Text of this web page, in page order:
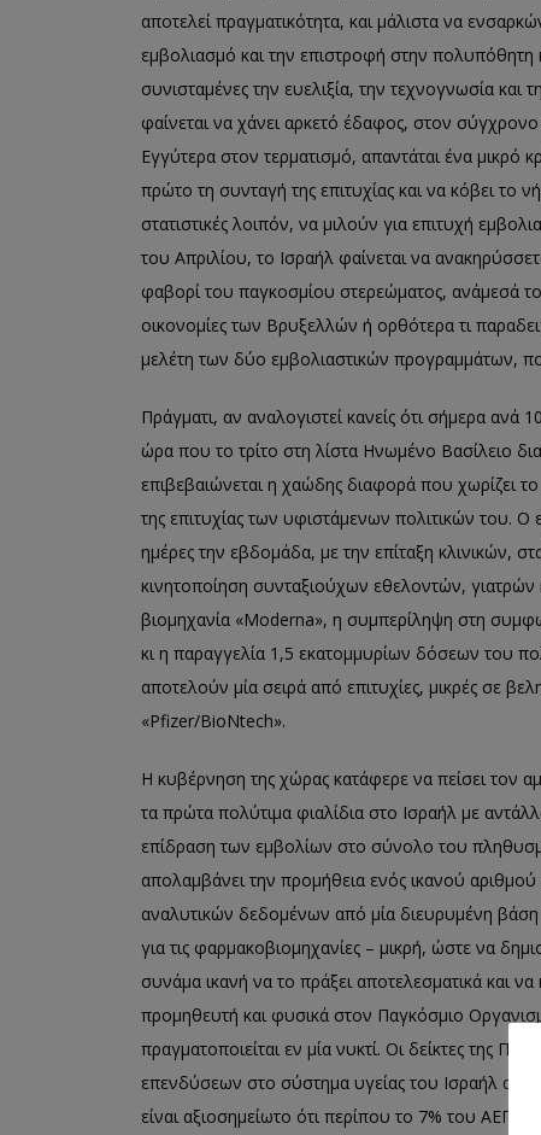
αποτελεί πραγματικότητα, και μάλιστα να
εμβολιασμό και την επιστροφή στην πολυπόθητη
συνισταμένες την ευελιξία, την τεχνογνωσία
φαίνεται να χάνει αρκετό έδαφος, στον
Εγγύτερα στον τερματισμό, απαντάται ένα μικρό
πρώτο τη συνταγή της επιτυχίας και να κόβει το
στατιστικές λοιπόν, να μιλούν για επιτυχή
του Απριλίου, το Ισραήλ φαίνεται να
φαβορί του παγκοσμίου στερεώματος, ανάμεσά
οικονομίες των Βρυξελλών ή ορθότερα τι
μελέτη των δύο εμβολιαστικών προγραμμάτων,
Πράγματι, αν αναλογιστεί κανείς ότι σήμερα ανά
ώρα που το τρίτο στη λίστα Ηνωμένο Βασίλειο
επιβεβαιώνεται η χαώδης διαφορά που χωρίζει
της επιτυχίας των υφιστάμενων πολιτικών του.
ημέρες την εβδομάδα, με την επίταξη κλινικών,
κινητοποίηση συνταξιούχων εθελοντών,
βιομηχανία «Μoderna», η συμπερίληψη στη
κι η παραγγελία 1,5 εκατομμυρίων δόσεων του
αποτελούν μία σειρά από επιτυχίες, μικρές σε
«Pfizer/BioNtech».
Η κυβέρνηση της χώρας κατάφερε να πείσει τον
τα πρώτα πολύτιμα φιαλίδια στο Ισραήλ με
επίδραση των εμβολίων στο σύνολο του
απολαμβάνει την προμήθεια ενός ικανού
αναλυτικών δεδομένων από μία διευρυμένη βάση
για τις φαρμακοβιομηχανίες – μικρή, ώστε να
συνάμα ικανή να το πράξει αποτελεσματικά και
προμηθευτή και φυσικά στον Παγκόσμιο
πραγματοποιείται εν μία νυκτί. Οι δείκτες της
επενδύσεων στο σύστημα υγείας του Ισραήλ
είναι αξιοσημείωτο ότι περίπου το 7% του ΑΕΠ